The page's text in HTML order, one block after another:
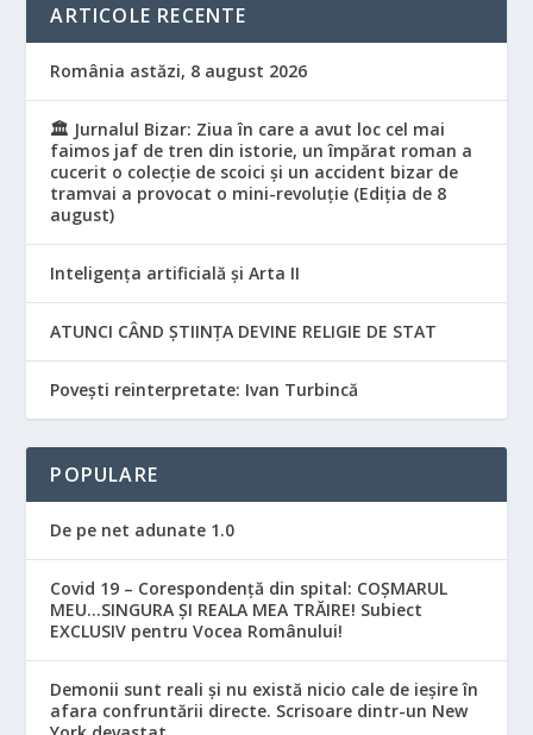
ARTICOLE RECENTE
România astăzi, 8 august 2026
🏛️ Jurnalul Bizar: Ziua în care a avut loc cel mai
faimos jaf de tren din istorie, un împărat roman a
cucerit o colecție de scoici și un accident bizar de
tramvai a provocat o mini-revoluție (Ediția de 8
august)
Inteligența artificială și Arta II
ATUNCI CÂND ȘTIINȚA DEVINE RELIGIE DE STAT
Povești reinterpretate: Ivan Turbincă
POPULARE
De pe net adunate 1.0
Covid 19 – Corespondență din spital: COȘMARUL
MEU…SINGURA ȘI REALA MEA TRĂIRE! Subiect
EXCLUSIV pentru Vocea Românului!
Demonii sunt reali și nu există nicio cale de ieșire în
afara confruntării directe. Scrisoare dintr-un New